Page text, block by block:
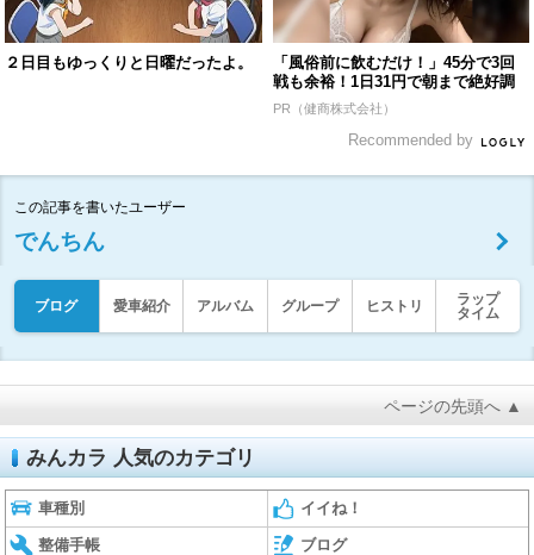
２日目もゆっくりと日曜だったよ。
「風俗前に飲むだけ！」45分で3回
戦も余裕！1日31円で朝まで絶好調
PR（健商株式会社）
Recommended by
この記事を書いたユーザー
でんちん
ブログ 愛車紹介 アルバム グループ ヒストリ
ラップ
タイム
ページの先頭へ ▲
みんカラ 人気のカテゴリ
車種別 イイね！
整備手帳 ブログ